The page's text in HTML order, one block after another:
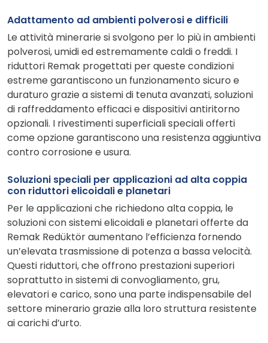
Adattamento ad ambienti polverosi e difficili
Le attività minerarie si svolgono per lo più in ambienti
polverosi, umidi ed estremamente caldi o freddi. I
riduttori Remak progettati per queste condizioni
estreme garantiscono un funzionamento sicuro e
duraturo grazie a sistemi di tenuta avanzati, soluzioni
di raffreddamento efficaci e dispositivi antiritorno
opzionali. I rivestimenti superficiali speciali offerti
come opzione garantiscono una resistenza aggiuntiva
contro corrosione e usura.
Soluzioni speciali per applicazioni ad alta coppia
con riduttori elicoidali e planetari
Per le applicazioni che richiedono alta coppia, le
soluzioni con sistemi elicoidali e planetari offerte da
Remak Redüktör aumentano l’efficienza fornendo
un’elevata trasmissione di potenza a bassa velocità.
Questi riduttori, che offrono prestazioni superiori
soprattutto in sistemi di convogliamento, gru,
elevatori e carico, sono una parte indispensabile del
settore minerario grazie alla loro struttura resistente
ai carichi d’urto.